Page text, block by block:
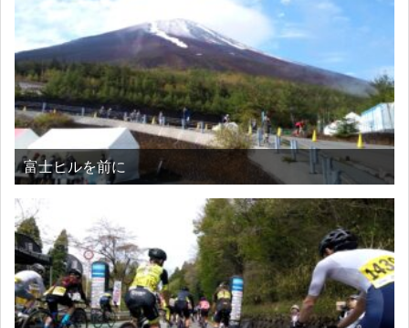
富士ヒルを前に